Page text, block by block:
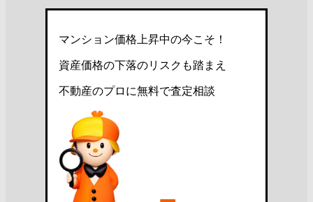
マンション価格上昇中の今こそ！
資産価格の下落のリスクも踏まえ
不動産のプロに無料で査定相談